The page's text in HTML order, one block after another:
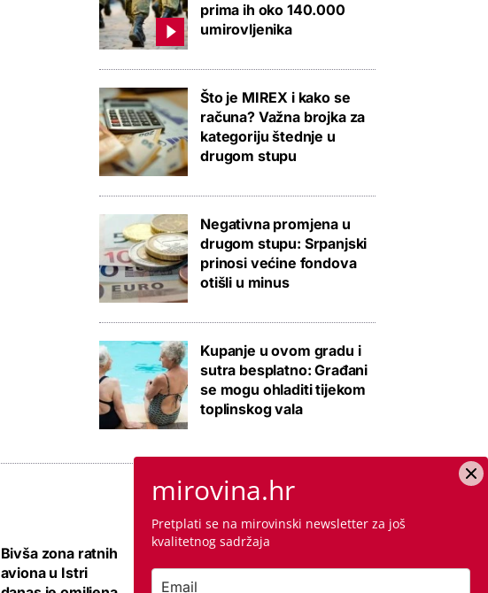
prima ih oko 140.000
umirovljenika
Što je MIREX i kako se
računa? Važna brojka za
kategoriju štednje u
drugom stupu
Negativna promjena u
drugom stupu: Srpanjski
prinosi većine fondova
otišli u minus
Kupanje u ovom gradu i
sutra besplatno: Građani
se mogu ohladiti tijekom
toplinskog vala
Bivša zona ratnih
aviona u Istri
Raspisana dva
mega natječaja za
mirovina.hr
Pretplati se na mirovinski newsletter za još
kvalitetnog sadržaja